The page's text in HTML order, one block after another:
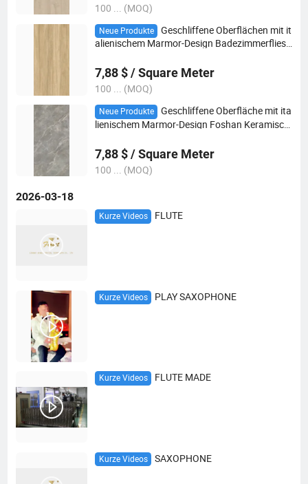
100 ... (MOQ)
Neue Produkte
Geschliffene Oberflächen mit it
alienischem Marmor-Design Badezimmerfliese
7,88 $ / Square Meter
100 ... (MOQ)
Neue Produkte
Geschliffene Oberfläche mit ita
lienischem Marmor-Design Foshan Keramisch
7,88 $ / Square Meter
100 ... (MOQ)
2026-03-18
Kurze Videos FLUTE
Kurze Videos PLAY SAXOPHONE
Kurze Videos FLUTE MADE
Kurze Videos SAXOPHONE